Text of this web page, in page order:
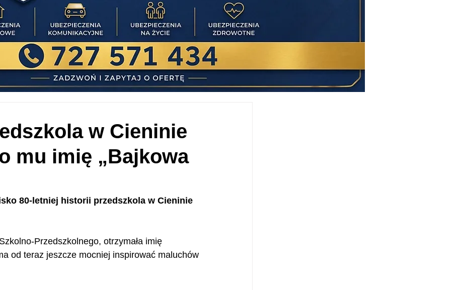
w Cieninie
mu imię „Bajkowa
80-letniej historii przedszkola w Cieninie
Przedszkolnego, otrzymała imię
od teraz jeszcze mocniej inspirować maluchów